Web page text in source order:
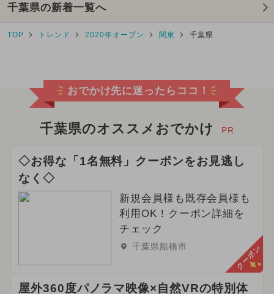
千葉県の新着一覧へ
TOP トレンド 2020年オープン 関東 千葉県
おでかけ先に迷ったらココ！
千葉県のオススメおでかけ PR
◇お得な「1名無料」クーポンをお見逃し
なく◇
新規会員様も既存会員様も
利用OK！クーポン詳細を
チェック
千葉県船橋市 クーポン
屋外360度パノラマ映像×自然VRの特別体